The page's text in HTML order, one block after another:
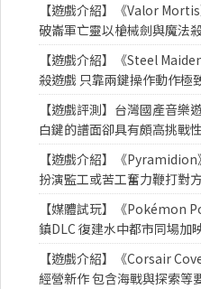
【遊戲介紹】《Valor
破崙軍亡靈以槍械劍與魔法
【遊戲介紹】《Steel
殺遊戲 只靠兩鍵操作動作極
【遊戲評測】台灣國產音樂
白鍵的譜面卻具有頗高挑戰性
【遊戲介紹】《
扮演監工或苦工奮力鞭打對
【媒體試玩】《Pokémon
鎮DLC 復建水中都市同場加
【遊戲介紹】《Corsair
經營新作 包含海戰與探索等